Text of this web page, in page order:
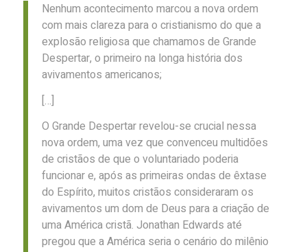
Nenhum acontecimento marcou a nova ordem
com mais clareza para o cristianismo do que a
explosão religiosa que chamamos de Grande
Despertar, o primeiro na longa história dos
avivamentos americanos;
[…]
O Grande Despertar revelou-se crucial nessa
nova ordem, uma vez que convenceu multidões
de cristãos de que o voluntariado poderia
funcionar e, após as primeiras ondas de êxtase
do Espírito, muitos cristãos consideraram os
avivamentos um dom de Deus para a criação de
uma América cristã. Jonathan Edwards até
pregou que a América seria o cenário do milênio